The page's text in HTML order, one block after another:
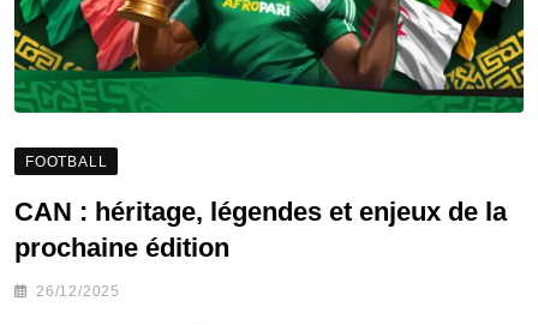
FOOTBALL
CAN : héritage, légendes et enjeux de la
prochaine édition
26/12/2025